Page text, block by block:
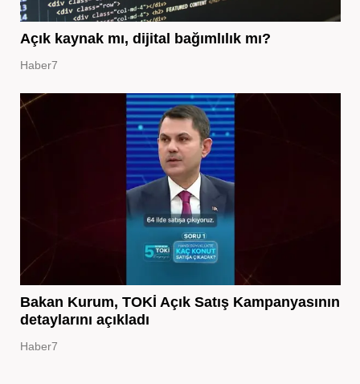
Açık kaynak mı, dijital bağımlılık mı?
Haber7
Bakan Kurum, TOKİ Açık Satış Kampanyasının
detaylarını açıkladı
Haber7